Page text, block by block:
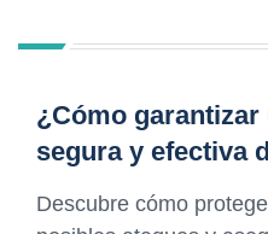
¿Cómo garantizar
segura y efectiva
Descubre cómo